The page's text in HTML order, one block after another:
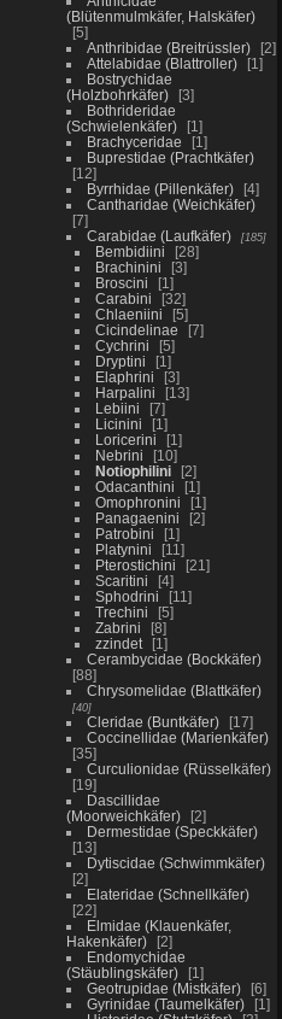
(Blütenmulmkäfer, Halskäfer)
5
Anthribidae (Breitrüssler)
2
Attelabidae (Blattroller)
1
Bostrychidae
(Holzbohrkäfer)
3
Bothrideridae
(Schwielenkäfer)
1
Brachyceridae
1
Buprestidae (Prachtkäfer)
12
Byrrhidae (Pillenkäfer)
4
Cantharidae (Weichkäfer)
7
Carabidae (Laufkäfer)
185
Bembidiini
28
Brachinini
3
Broscini
1
Carabini
32
Chlaeniini
5
Cicindelinae
7
Cychrini
5
Dryptini
1
Elaphrini
3
Harpalini
13
Lebiini
7
Licinini
1
Loricerini
1
Nebrini
10
Notiophilini
2
Odacanthini
1
Omophronini
1
Panagaenini
2
Patrobini
1
Platynini
11
Pterostichini
21
Scaritini
4
Sphodrini
11
Trechini
5
Zabrini
8
zzindet
1
Cerambycidae (Bockkäfer)
88
Chrysomelidae (Blattkäfer)
40
Cleridae (Buntkäfer)
17
Coccinellidae (Marienkäfer)
35
Curculionidae (Rüsselkäfer)
19
Dascillidae
(Moorweichkäfer)
2
Dermestidae (Speckkäfer)
13
Dytiscidae (Schwimmkäfer)
2
Elateridae (Schnellkäfer)
22
Elmidae (Klauenkäfer,
Hakenkäfer)
2
Endomychidae
(Stäublingskäfer)
1
Geotrupidae (Mistkäfer)
6
Gyrinidae (Taumelkäfer)
1